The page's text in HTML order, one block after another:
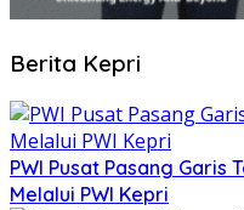
Berita Kepri
PWI Pusat Pasang Garis
Melalui PWI Kepri